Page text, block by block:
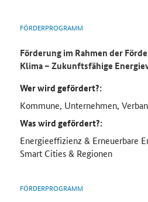
FÖRDERPROGRAMM
Förderung im Rahmen der
Klima – Zukunftsfähige
Wer wird gefördert?:
Kommune, Unternehmen,
Was wird gefördert?:
Energieeffizienz & Erneuerbare
Smart Cities & Regionen
FÖRDERPROGRAMM